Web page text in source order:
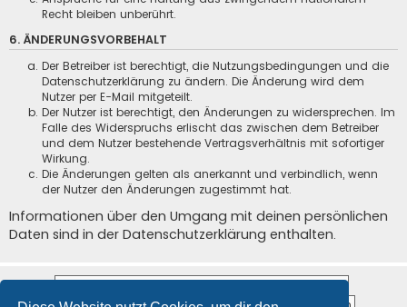
Recht bleiben unberührt.
6. ÄNDERUNGSVORBEHALT
Der Betreiber ist berechtigt, die Nutzungsbedingungen und die
Datenschutzerklärung zu ändern. Die Änderung wird dem
Nutzer per E-Mail mitgeteilt.
Der Nutzer ist berechtigt, den Änderungen zu widersprechen. Im
Falle des Widerspruchs erlischt das zwischen dem Betreiber
und dem Nutzer bestehende Vertragsverhältnis mit sofortiger
Wirkung.
Die Änderungen gelten als anerkannt und verbindlich, wenn
der Nutzer den Änderungen zugestimmt hat.
Informationen über den Umgang mit deinen persönlichen
Daten sind in der Datenschutzerklärung enthalten.